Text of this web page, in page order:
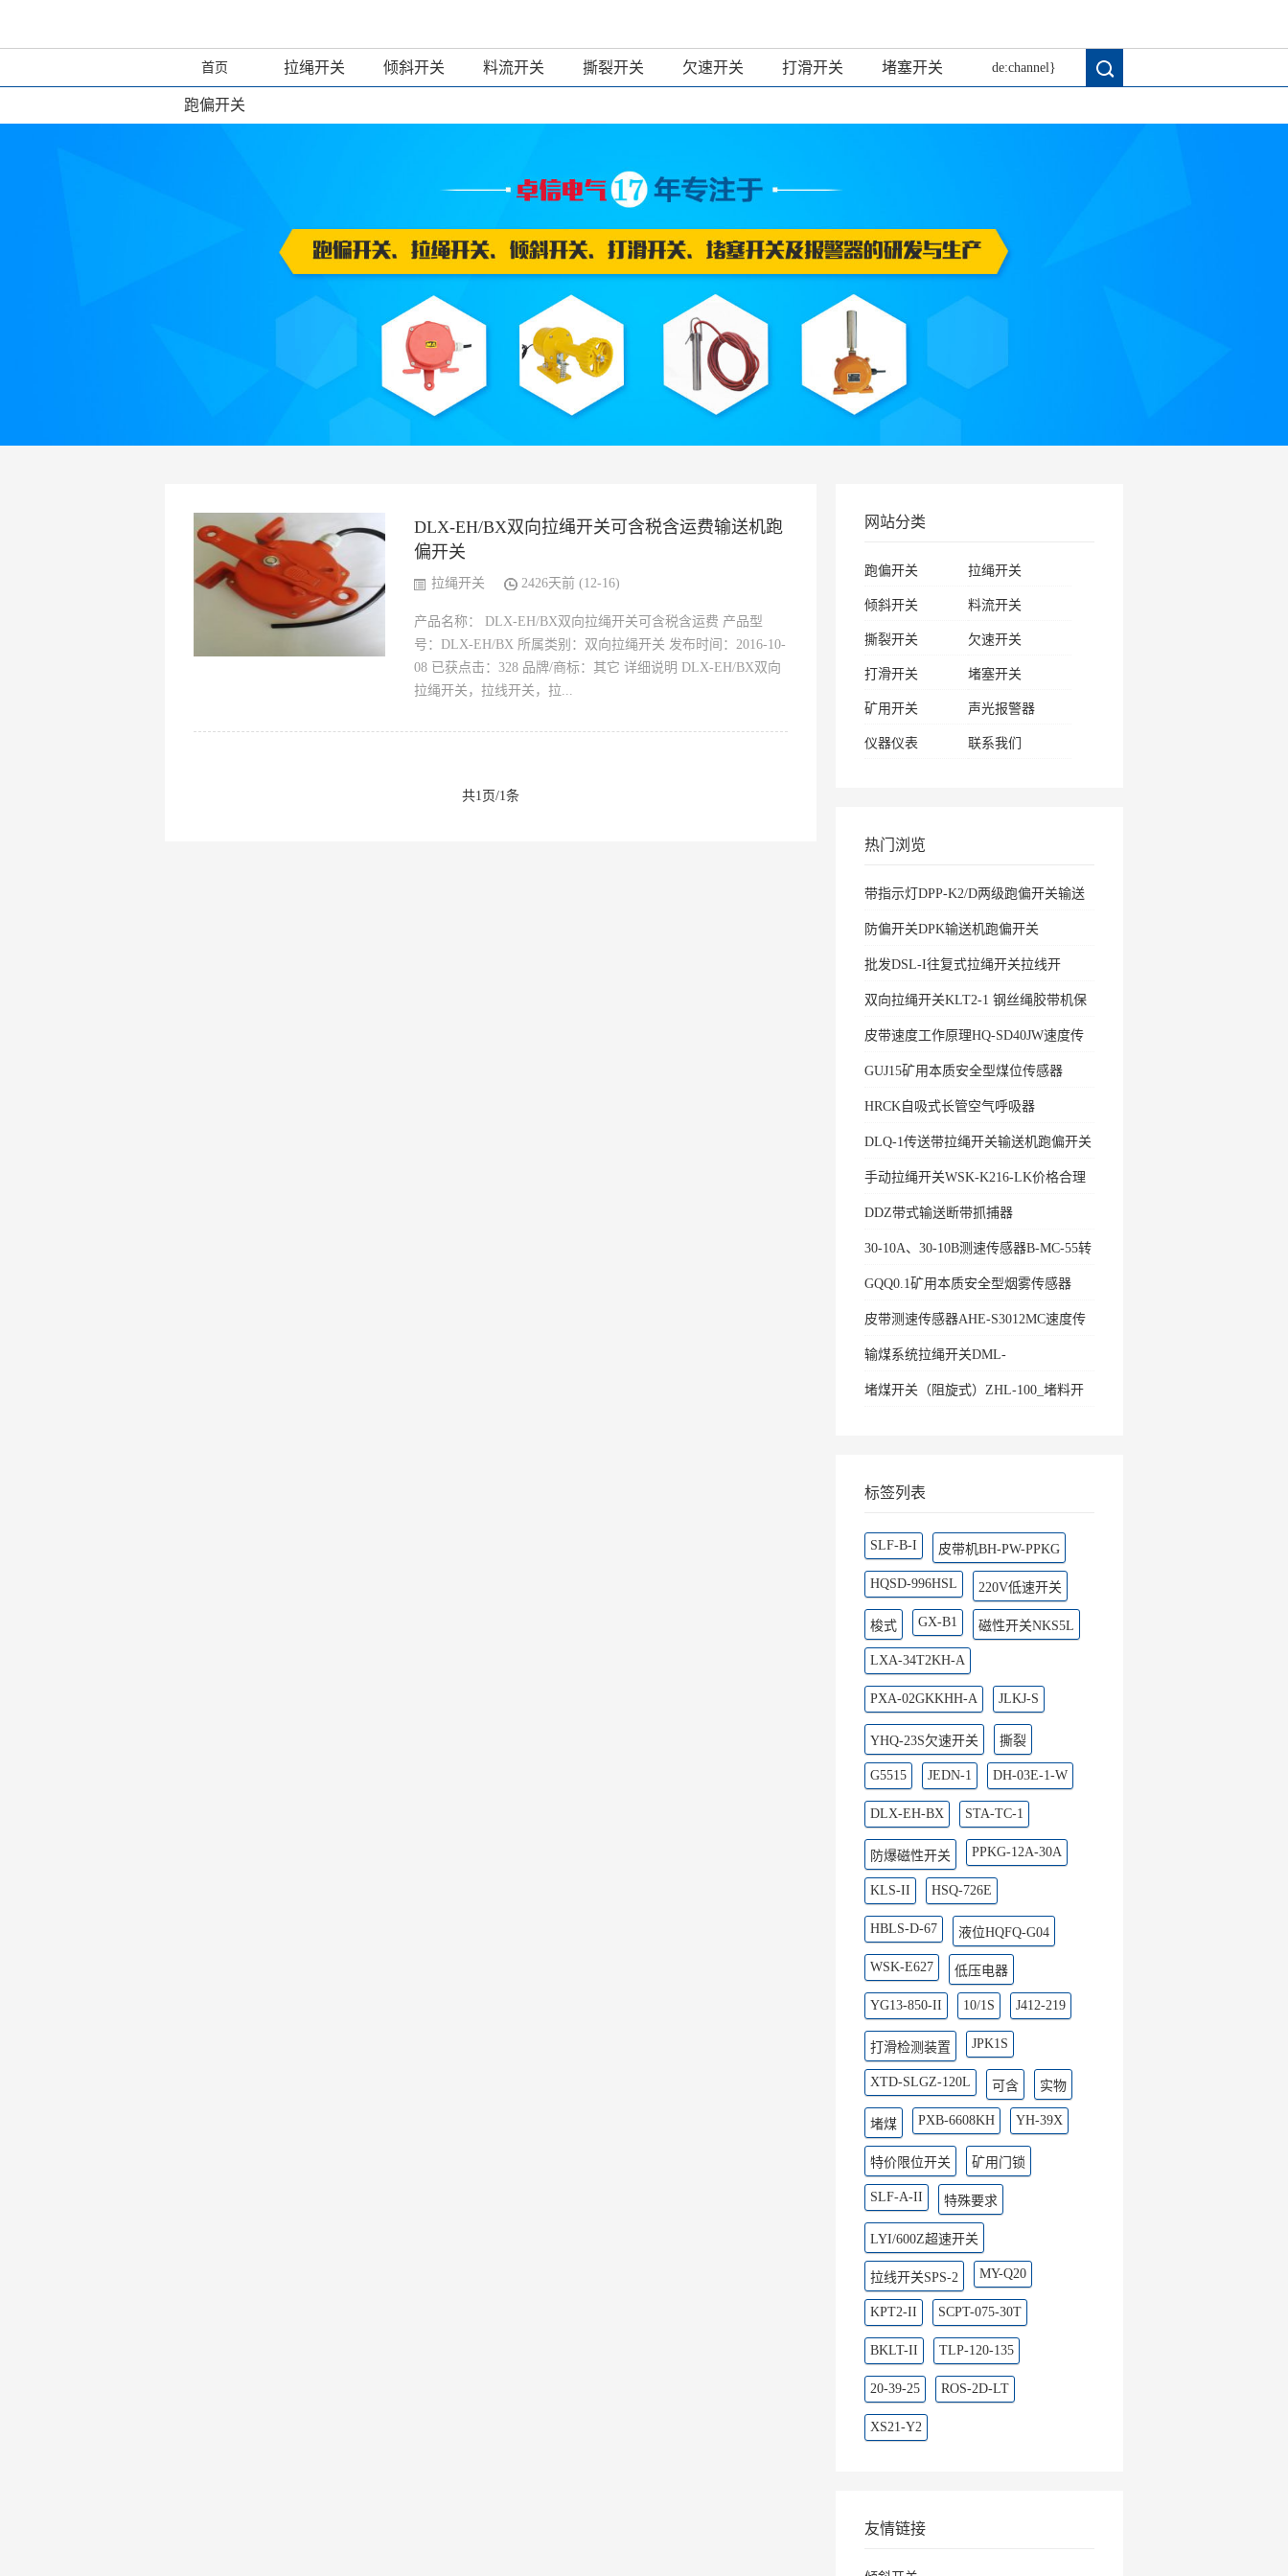
首页
跑偏开关
拉绳开关 倾斜开关 料流开关 撕裂开关 欠速开关 打滑开关 堵塞开关 de:channel}
DLX-EH/BX双向拉绳开关可含税含运费输送机跑
偏开关
拉绳开关 2426天前 (12-16)
产品名称： DLX-EH/BX双向拉绳开关可含税含运费 产品型
号：DLX-EH/BX 所属类别：双向拉绳开关 发布时间：2016-10-
08 已获点击：328 品牌/商标：其它 详细说明 DLX-EH/BX双向
拉绳开关，拉线开关，拉...
共1页/1条
网站分类
跑偏开关 拉绳开关
倾斜开关 料流开关
撕裂开关 欠速开关
打滑开关 堵塞开关
矿用开关 声光报警器
仪器仪表 联系我们
热门浏览
带指示灯DPP-K2/D两级跑偏开关输送
防偏开关DPK输送机跑偏开关
批发DSL-I往复式拉绳开关拉线开
双向拉绳开关KLT2-1 钢丝绳胶带机保
皮带速度工作原理HQ-SD40JW速度传
GUJ15矿用本质安全型煤位传感器
HRCK自吸式长管空气呼吸器
DLQ-1传送带拉绳开关输送机跑偏开关
手动拉绳开关WSK-K216-LK价格合理
DDZ带式输送断带抓捕器
30-10A、30-10B测速传感器B-MC-55转
GQQ0.1矿用本质安全型烟雾传感器
皮带测速传感器AHE-S3012MC速度传
输煤系统拉绳开关DML-
堵煤开关（阻旋式）ZHL-100_堵料开
标签列表
SLF-B-I 皮带机BH-PW-PPKG
HQSD-996HSL 220V低速开关
梭式 GX-B1 磁性开关NKS5L
LXA-34T2KH-A
PXA-02GKKHH-A JLKJ-S
YHQ-23S欠速开关 撕裂
G5515 JEDN-1 DH-03E-1-W
DLX-EH-BX STA-TC-1
防爆磁性开关 PPKG-12A-30A
KLS-II HSQ-726E
HBLS-D-67 液位HQFQ-G04
WSK-E627 低压电器
YG13-850-II 10/1S J412-219
打滑检测装置 JPK1S
XTD-SLGZ-120L 可含 实物
堵煤 PXB-6608KH YH-39X
特价限位开关 矿用门锁
SLF-A-II 特殊要求
LYI/600Z超速开关
拉线开关SPS-2 MY-Q20
KPT2-II SCPT-075-30T
BKLT-II TLP-120-135
20-39-25 ROS-2D-LT
XS21-Y2
友情链接